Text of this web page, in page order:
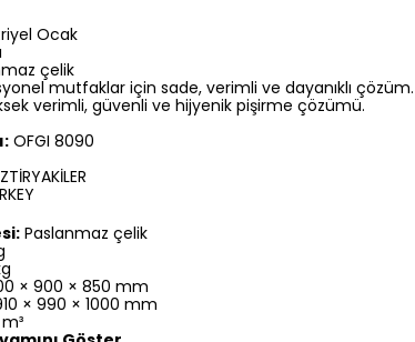
Ocak
çelik
mutfaklar için sade, verimli ve dayanıklı çözüm.
verimli, güvenli ve hijyenik pişirme çözümü.
OFGI 8090
Paslanmaz çelik
× 900 × 850 mm
× 990 × 1000 mm